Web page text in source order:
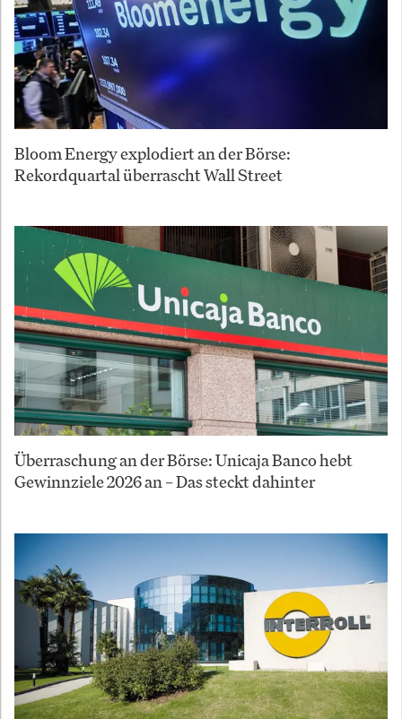
Bloom Energy explodiert an der Börse:
Rekordquartal überrascht Wall Street
Überraschung an der Börse: Unicaja Banco hebt
Gewinnziele 2026 an – Das steckt dahinter